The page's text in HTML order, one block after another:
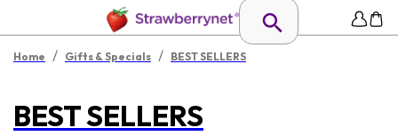
Home / Gifts & Specials / BEST SELLERS
BEST SELLERS